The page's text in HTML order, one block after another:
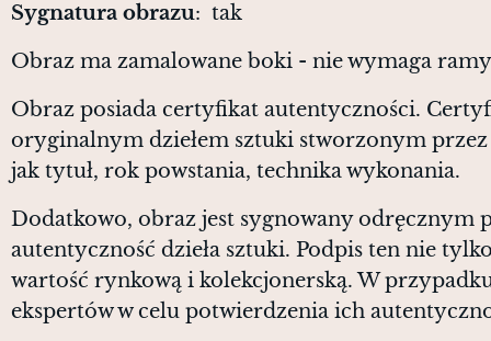
Sygnatura obrazu: tak
Obraz ma zamalowane boki - nie wymaga ramy
Obraz posiada certyfikat autentyczności.
oryginalnym dziełem sztuki stworzonym
jak tytuł, rok powstania, technika wykonania.
Dodatkowo, obraz jest sygnowany
autentyczność dzieła sztuki. Podpis ten nie
wartość rynkową i kolekcjonerską. W
ekspertów w celu potwierdzenia ich